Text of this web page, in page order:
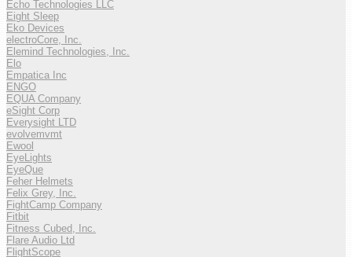
Echo Technologies LLC
Eight Sleep
Eko Devices
electroCore, Inc.
Elemind Technologies, Inc.
Elo
Empatica Inc
ENGO
EQUA Company
eSight Corp
Everysight LTD
evolvemvmt
Ewool
EyeLights
EyeQue
Feher Helmets
Felix Grey, Inc.
FightCamp Company
Fitbit
Fitness Cubed, Inc.
Flare Audio Ltd
FlightScope